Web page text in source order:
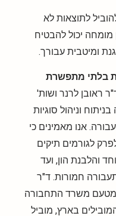
לתוצאות לא
מומחה יכול להבטיח
ומיטבית עבורך.
בלתי מתפשרת
ראובן לרנר ושות'
וניהול סוגיות
אנו מאמינים כי
לגורמים תיקים
והלבנת הון, ועד
חמורות. ד"ר
מטעם משרד התחבורה
בארץ, מוביל